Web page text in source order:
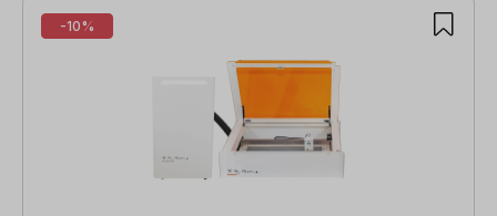
-10%